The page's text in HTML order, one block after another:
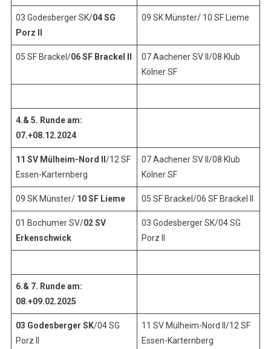
03 Godesberger SK/04 SG
Porz II
09 SK Münster/ 10 SF Lieme
05 SF Brackel/06 SF Brackel II
07 Aachener SV II/08 Klub
Kölner SF
4.& 5. Runde am:
07.+08.12.2024
11 SV Mülheim-Nord II /12 SF
Essen-Karternberg
07 Aachener SV II/08 Klub
Kölner SF
09 SK Münster/ 10 SF Lieme 05 SF Brackel/06 SF Brackel II
01 Bochumer SV/02 SV
Erkenschwick
03 Godesberger SK/04 SG
Porz II
6.& 7. Runde am:
08.+09.02.2025
03 Godesberger SK/04 SG
Porz II
11 SV Mülheim-Nord II/12 SF
Essen-Karternberg